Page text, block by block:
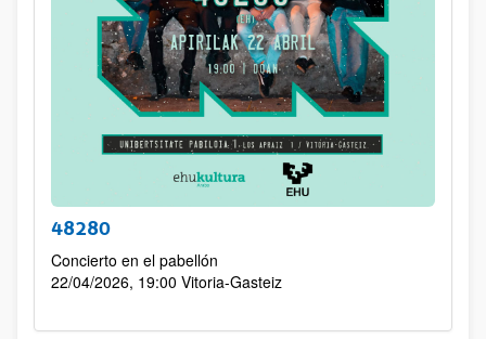
48280
Concierto en el pabellón
22/04/2026, 19:00 Vitoria-Gasteiz